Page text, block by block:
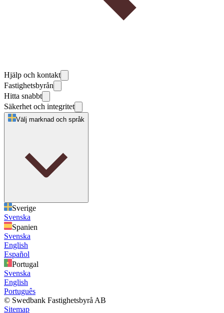
Hjälp och kontakt
Fastighetsbyrån
Hitta snabbt
Säkerhet och integritet
Välj marknad och språk
Sverige
Svenska
Spanien
Svenska
English
Español
Portugal
Svenska
English
Português
© Swedbank Fastighetsbyrå AB
Sitemap